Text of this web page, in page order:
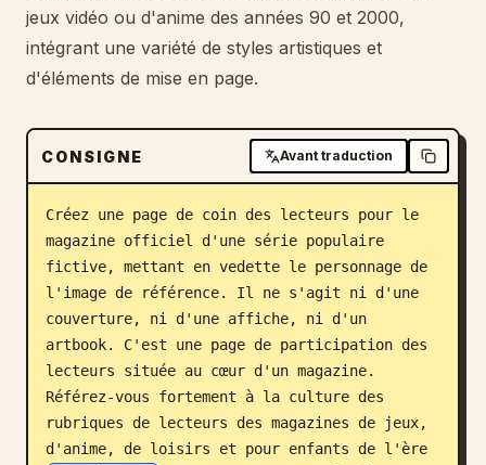
Télécharger
Blog
jeux vidéo ou d'anime des années 90 et 2000,
intégrant une variété de styles artistiques et
d'éléments de mise en page.
CONSIGNE Avant traduction
Créez une page de coin des lecteurs pour le
magazine officiel d'une série populaire
fictive, mettant en vedette le personnage de
l'image de référence. Il ne s'agit ni d'une
couverture, ni d'une affiche, ni d'un
artbook. C'est une page de participation des
lecteurs située au cœur d'un magazine.
Référez-vous fortement à la culture des
rubriques de lecteurs des magazines de jeux,
d'anime, de loisirs et pour enfants de l'ère